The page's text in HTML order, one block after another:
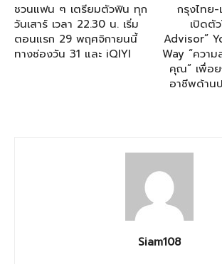
ชวนแฟน ๆ เตรียมตัวฟิน ทุก
วันเสาร์ เวลา 22.30 น. เริ่ม
ตอนแรก 29 พฤศจิกายนนี้
ทางช่องวัน 31 และ iQIYI
กรุงไทย
เปิดตั
Advisor”
Way “ความ
คุณ” เพื่อ
อาชีพด้าน
Siam108